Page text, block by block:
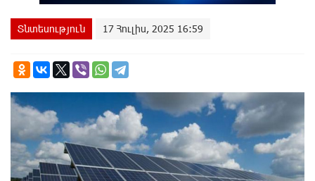
Տնտեսություն 17 Հուլիս, 2025 16:59